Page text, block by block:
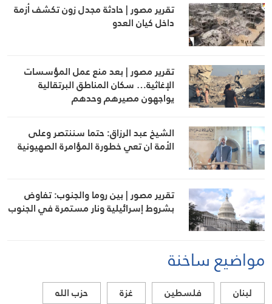
تقرير مصور | حادثة مجدل زون تكشف أزمة
داخل كيان العدو
تقرير مصور | بعد منع عمل المؤسسات
الإغاثية… سكان المناطق البرتقالية
يواجهون مصيرهم وحدهم
الشيخ عبد الرزاق: حتما سننتصر وعلى
الأمة ان تعي خطورة المؤامرة الصهيونية
تقرير مصور | بين روما والجنوب: تفاوض
بشروط إسرائيلية ونار مستمرة في الجنوب
مواضيع ساخنة
لبنان فلسطين غزة
حزب الله